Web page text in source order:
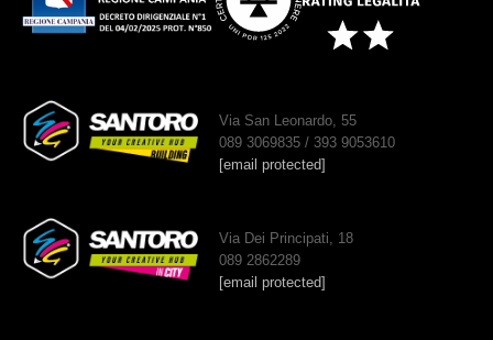
Via San Leonardo, 55
089 3069835 / 393 9053610
[email protected]
Via Dei Principati, 18
089 2862289
[email protected]